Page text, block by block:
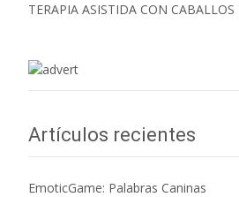
TERAPIA ASISTIDA CON CABALLOS
Artículos recientes
EmoticGame: Palabras Caninas